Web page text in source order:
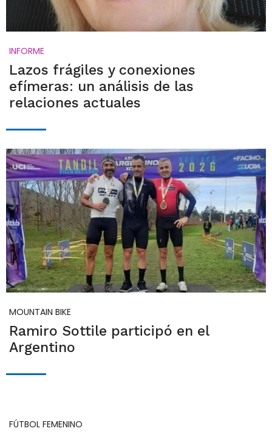
INFORME
Lazos frágiles y conexiones
efímeras: un análisis de las
relaciones actuales
MOUNTAIN BIKE
Ramiro Sottile participó en el
Argentino
FÚTBOL FEMENINO